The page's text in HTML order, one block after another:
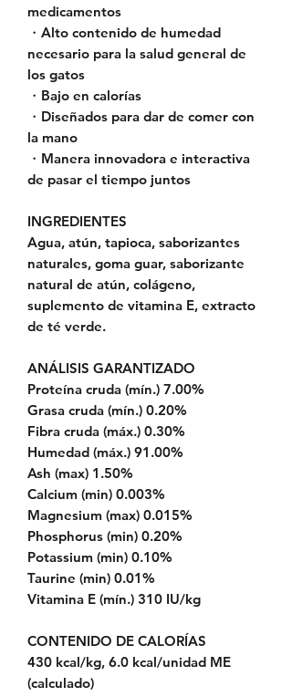
medicamentos
・Alto contenido de humedad
necesario para la salud general de
los gatos
・Bajo en calorías
・Diseñados para dar de comer con
la mano
・Manera innovadora e interactiva
de pasar el tiempo juntos
INGREDIENTES
Agua, atún, tapioca, saborizantes
naturales, goma guar, saborizante
natural de atún, colágeno,
suplemento de vitamina E, extracto
de té verde.
ANÁLISIS GARANTIZADO
Proteína cruda (mín.) 7.00%
Grasa cruda (mín.) 0.20%
Fibra cruda (máx.) 0.30%
Humedad (máx.) 91.00%
Ash (max) 1.50%
Calcium (min) 0.003%
Magnesium (max) 0.015%
Phosphorus (min) 0.20%
Potassium (min) 0.10%
Taurine (min) 0.01%
Vitamina E (mín.) 310 IU/kg
CONTENIDO DE CALORÍAS
430 kcal/kg, 6.0 kcal/unidad ME
(calculado)